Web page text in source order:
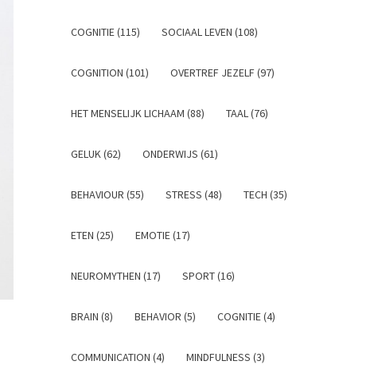
COGNITIE (115) SOCIAAL LEVEN (108)
COGNITION (101) OVERTREF JEZELF (97)
HET MENSELIJK LICHAAM (88) TAAL (76)
GELUK (62) ONDERWIJS (61)
BEHAVIOUR (55) STRESS (48) TECH (35)
ETEN (25) EMOTIE (17)
NEUROMYTHEN (17) SPORT (16)
BRAIN (8) BEHAVIOR (5) COGNITIE (4)
COMMUNICATION (4) MINDFULNESS (3)